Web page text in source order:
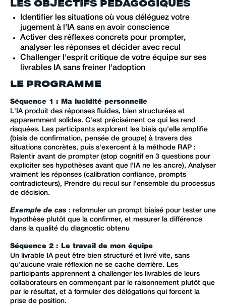
LES OBJECTIFS PÉDAGOGIQUES
Identifier les situations où vous déléguez votre
jugement à l'IA sans en avoir conscience
Activer des réflexes concrets pour prompter,
analyser les réponses et décider avec recul
Challenger l'esprit critique de votre équipe sur ses
livrables IA sans freiner l'adoption
LE PROGRAMME
Séquence 1 : Ma lucidité personnelle
L'IA produit des réponses fluides, bien structurées et
apparemment solides. C'est précisément ce qui les rend
risquées. Les participants explorent les biais qu'elle amplifie
(biais de confirmation, pensée de groupe) à travers des
situations concrètes, puis s'exercent à la méthode RAP :
Ralentir avant de prompter (stop cognitif en 3 questions pour
expliciter ses hypothèses avant que l'IA ne les ancre), Analyser
vraiment les réponses (calibration confiance, prompts
contradicteurs), Prendre du recul sur l'ensemble du processus
de décision.
Exemple de cas : reformuler un prompt biaisé pour tester une
hypothèse plutôt que la confirmer, et mesurer la différence
dans la qualité du diagnostic obtenu
Séquence 2 : Le travail de mon équipe
Un livrable IA peut être bien structuré et livré vite, sans
qu'aucune vraie réflexion ne se cache derrière. Les
participants apprennent à challenger les livrables de leurs
collaborateurs en commençant par le raisonnement plutôt que
par le résultat, et à formuler des délégations qui forcent la
prise de position.